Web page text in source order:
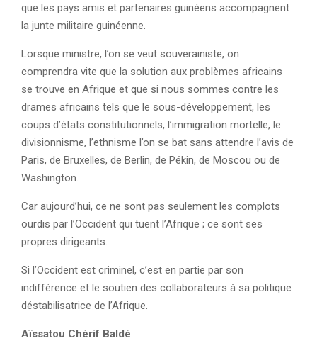
que les pays amis et partenaires guinéens accompagnent
la junte militaire guinéenne.
Lorsque ministre, l’on se veut souverainiste, on
comprendra vite que la solution aux problèmes africains
se trouve en Afrique et que si nous sommes contre les
drames africains tels que le sous-développement, les
coups d’états constitutionnels, l’immigration mortelle, le
divisionnisme, l’ethnisme l’on se bat sans attendre l’avis de
Paris, de Bruxelles, de Berlin, de Pékin, de Moscou ou de
Washington.
Car aujourd’hui, ce ne sont pas seulement les complots
ourdis par l’Occident qui tuent l’Afrique ; ce sont ses
propres dirigeants.
Si l’Occident est criminel, c’est en partie par son
indifférence et le soutien des collaborateurs à sa politique
déstabilisatrice de l’Afrique.
Aïssatou Chérif Baldé